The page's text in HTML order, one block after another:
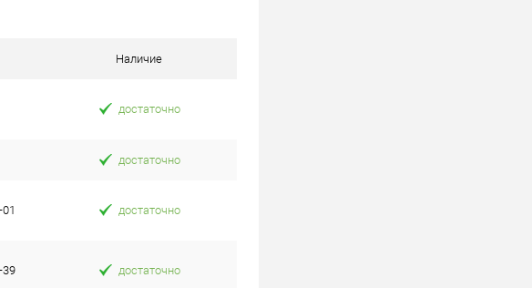
Наличие
достаточно
достаточно
достаточно
39 достаточно